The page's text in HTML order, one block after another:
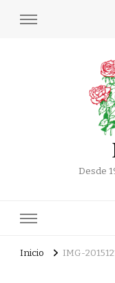
Desde
Inicio IMG-